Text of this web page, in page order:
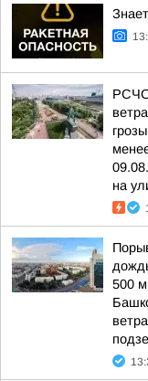
РСЧС
на
500